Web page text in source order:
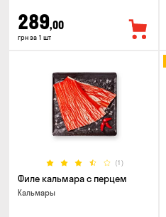
289,00
грн за 1 шт
(1)
Филе кальмара с перцем
Кальмары